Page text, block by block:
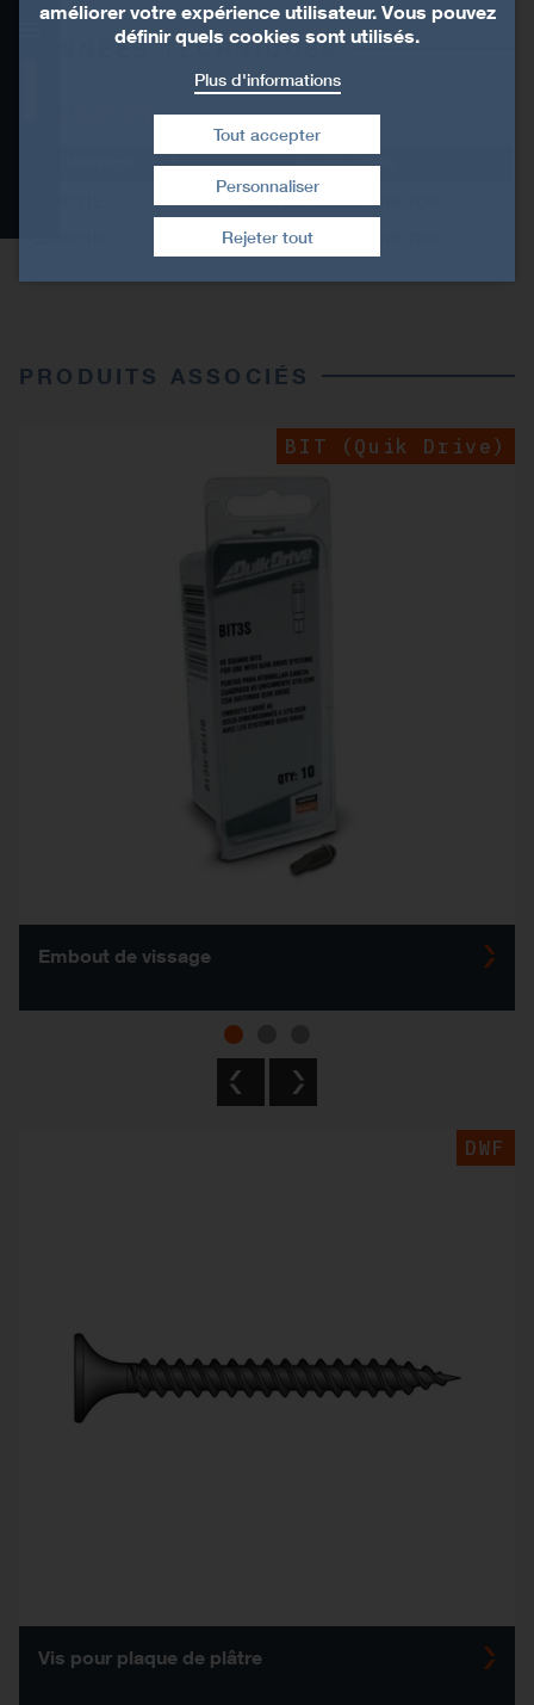
Données techniques
Produits associés
DONNÉES TECHNIQUES
UTILISATION
Vis compatibles
DWC, DWF, CBSDQ, RDWF, RDPF
DWC, DWF, CBSDQ, RDWF, RDPF
PRODUITS ASSOCIÉS
BIT (Quik Drive)
Embout de vissage
DWF
Vis pour plaque de plâtre
améliorer votre expérience utilisateur. Vous pouvez
définir quels cookies sont utilisés.
Plus d'informations
Rejeter tout
Tout accepter
Retirer le consentement
Personnaliser